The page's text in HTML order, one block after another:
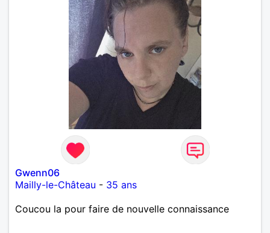
Gwenn06
Mailly-le-Château - 35 ans
Coucou la pour faire de nouvelle connaissance